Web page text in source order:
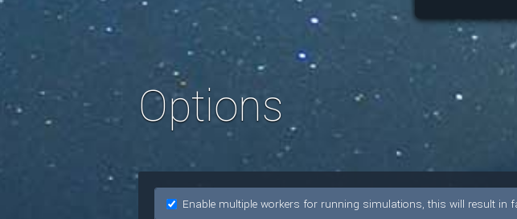
Options
Enable multiple workers for running simulations, this will result in